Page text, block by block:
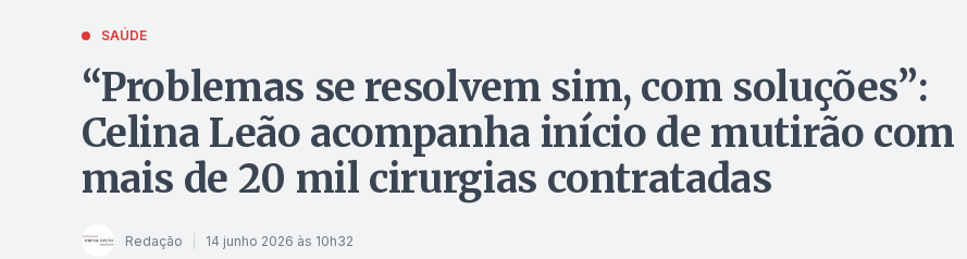
SAÚDE
“Problemas se resolvem sim, com soluções”:
Celina Leão acompanha início de mutirão com
mais de 20 mil cirurgias contratadas
Redação 14 junho 2026 às 10h32